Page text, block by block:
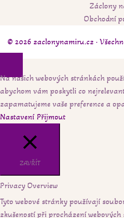
Záclony
Obchodní
© 2026 zaclonynamiru.cz ·
Na našich webových stránkách
abychom vám poskytli co
zapamatujeme vaše preference a
Nastavení Přijmout
ZAVŘÍT
Privacy Overview
Tyto webové stránky používají
zkušeností při procházení